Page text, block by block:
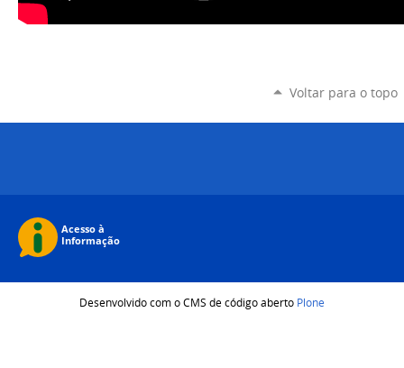
Voltar para o topo
Desenvolvido com o CMS de código aberto Plone